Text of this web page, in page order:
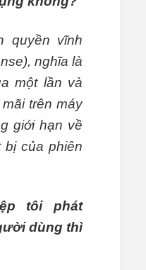
quyền vĩnh
nghĩa là
một lần và
trên máy
giới hạn về
bị của phiên
tôi phát
dùng thì